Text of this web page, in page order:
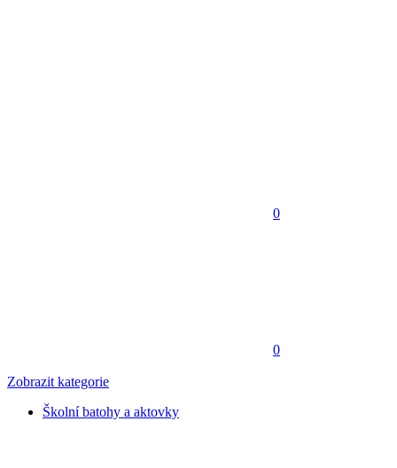
0
0
Zobrazit kategorie
Školní batohy a aktovky